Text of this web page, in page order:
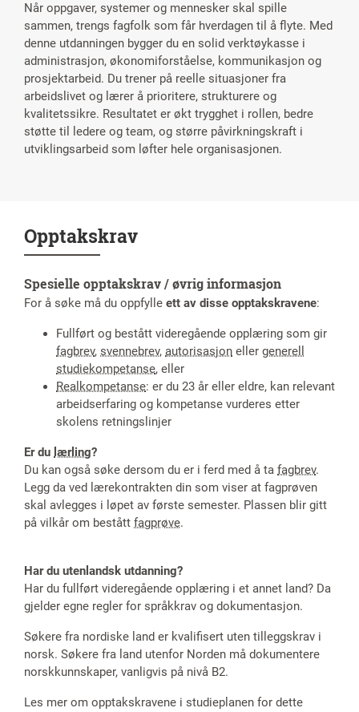
Når oppgaver, systemer og mennesker skal spille
sammen, trengs fagfolk som får hverdagen til å flyte. Med
denne utdanningen bygger du en solid verktøykasse i
administrasjon, økonomiforståelse, kommunikasjon og
prosjektarbeid. Du trener på reelle situasjoner fra
arbeidslivet og lærer å prioritere, strukturere og
kvalitetssikre. Resultatet er økt trygghet i rollen, bedre
støtte til ledere og team, og større påvirkningskraft i
utviklingsarbeid som løfter hele organisasjonen.
Opptakskrav
Spesielle opptakskrav / øvrig informasjon
For å søke må du oppfylle ett av disse opptakskravene:
Fullført og bestått videregående opplæring som gir
fagbrev, svennebrev, autorisasjon eller generell
studiekompetanse, eller
Realkompetanse: er du 23 år eller eldre, kan relevant
arbeidserfaring og kompetanse vurderes etter
skolens retningslinjer
Er du lærling?
Du kan også søke dersom du er i ferd med å ta fagbrev.
Legg da ved lærekontrakten din som viser at fagprøven
skal avlegges i løpet av første semester. Plassen blir gitt
på vilkår om bestått fagprøve.
Har du utenlandsk utdanning?
Har du fullført videregående opplæring i et annet land? Da
gjelder egne regler for språkkrav og dokumentasjon.
Søkere fra nordiske land er kvalifisert uten tilleggskrav i
norsk. Søkere fra land utenfor Norden må dokumentere
norskkunnskaper, vanligvis på nivå B2.
Les mer om opptakskravene i studieplanen for dette